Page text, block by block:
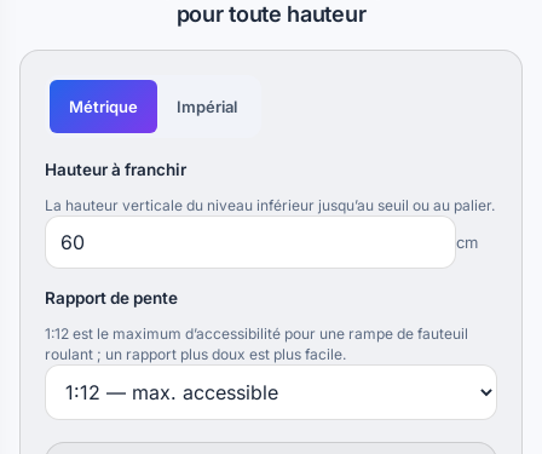
pour toute hauteur
Métrique Impérial
Hauteur à franchir
La hauteur verticale du niveau inférieur jusqu’au seuil ou au palier.
cm
Rapport de pente
1:12 est le maximum d’accessibilité pour une rampe de fauteuil
roulant ; un rapport plus doux est plus facile.